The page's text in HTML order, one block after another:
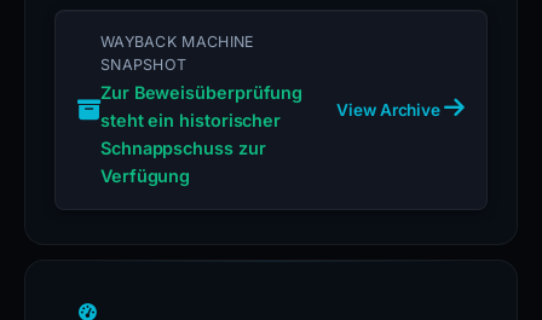
WAYBACK MACHINE
SNAPSHOT
Zur Beweisüberprüfung
steht ein historischer
Schnappschuss zur
Verfügung
View Archive